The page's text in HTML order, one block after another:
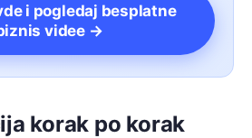
i pogledaj besplatne
videe →
korak po korak